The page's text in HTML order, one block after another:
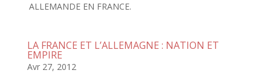
ALLEMANDE EN FRANCE.
LA FRANCE ET L’ALLEMAGNE : NATION ET
EMPIRE
Avr 27, 2012